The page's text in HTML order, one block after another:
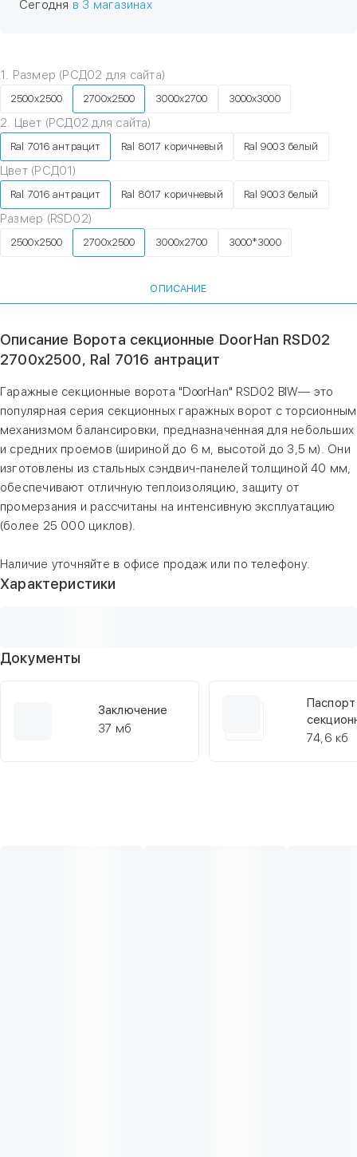
Сегодня в 3 магазинах
1. Размер (РСД02 для сайта)
2500х2500 2700х2500 3000х2700 3000х3000
2. Цвет (РСД02 для сайта)
Ral 7016 антрацит Ral 8017 коричневый Ral 9003 белый
Цвет (РСД01)
Ral 7016 антрацит Ral 8017 коричневый Ral 9003 белый
Размер (RSD02)
2500х2500 2700х2500 3000х2700 3000*3000
ОПИСАНИЕ
Описание Ворота секционные DoorHan RSD02
2700х2500, Ral 7016 антрацит
Гаражные секционные ворота "DoorHan" RSD02 BIW— это
популярная серия секционных гаражных ворот с торсионным
механизмом балансировки, предназначенная для небольших
и средних проемов (шириной до 6 м, высотой до 3,5 м). Они
изготовлены из стальных сэндвич-панелей толщиной 40 мм,
обеспечивают отличную теплоизоляцию, защиту от
промерзания и рассчитаны на интенсивную эксплуатацию
(более 25 000 циклов).
Наличие уточняйте в офисе продаж или по телефону.
Характеристики
Документы
Заключение
37 мб
RSD02
74,6 кб